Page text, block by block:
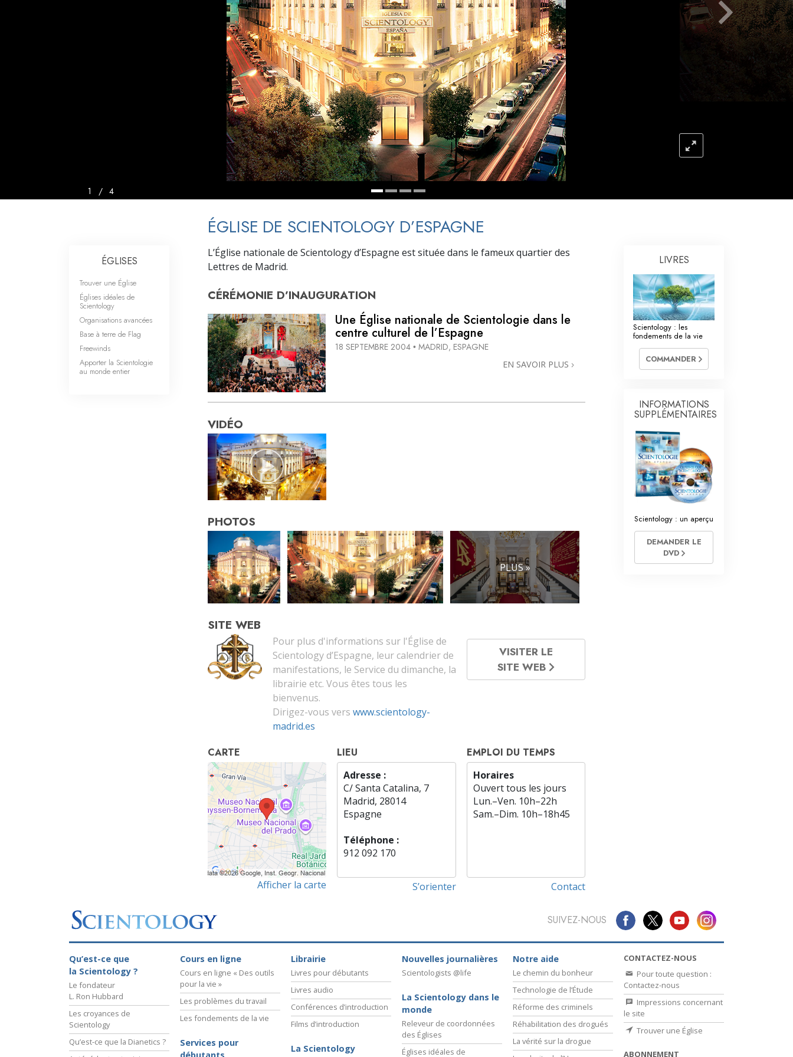
Qu’est-ce que la grandeur ? L’échelle des tons émotionnels
1 / 4
ÉGLISE DE SCIENTOLOGY D’ESPAGNE
L’Église nationale de Scientology d’Espagne est située dans le fameux quartier des
Lettres de Madrid.
CÉRÉMONIE D’INAUGURATION
Une Église nationale de Scientologie dans le
centre culturel de l’Espagne
18 SEPTEMBRE 2004 • MADRID, ESPAGNE
EN SAVOIR PLUS
VIDÉO
PHOTOS
PLUS »
SITE WEB
Pour plus d'informations sur l'Église de
Scientology d’Espagne, leur calendrier de
manifestations, le Service du dimanche, la
librairie etc. Vous êtes tous les
bienvenus.
Dirigez-vous vers www.scientology-
madrid.es
VISITER LE
SITE WEB
CARTE
Afficher la carte
LIEU
Adresse :
C/ Santa Catalina, 7
Madrid, 28014
Espagne
Téléphone :
912 092 170
S’orienter
EMPLOI DU TEMPS
Horaires
Ouvert tous les jours
Lun.–Ven. 10h–22h
Sam.–Dim. 10h–18h45
Contact
ÉGLISES
Trouver une Église
Églises idéales de
Scientology
Organisations avancées
Base à terre de Flag
Freewinds
Apporter la Scientologie
au monde entier
LIVRES
Scientology : les
fondements de la vie
COMMANDER
INFORMATIONS
SUPPLÉMENTAIRES
Scientology : un aperçu
DEMANDER LE
DVD
SUIVEZ-NOUS
Qu’est-ce que
la Scientology ?
Le fondateur
L. Ron Hubbard
Les croyances de
Scientology
Qu’est-ce que la Dianetics ?
Cours en ligne
Cours en ligne « Des outils
pour la vie »
Les problèmes du travail
Les fondements de la vie
Services pour
Librairie
Livres pour débutants
Livres audio
Conférences d’introduction
Films d’introduction
La Scientology
Nouvelles journalières
Scientologists @life
La Scientology dans le
monde
Releveur de coordonnées
des Églises
Églises idéales de
Notre aide
Le chemin du bonheur
Technologie de l’Étude
Réforme des criminels
Réhabilitation des drogués
La vérité sur la drogue
CONTACTEZ-NOUS
Pour toute question :
Contactez-nous
Impressions concernant
le site
Trouver une Église
ABONNEMENT